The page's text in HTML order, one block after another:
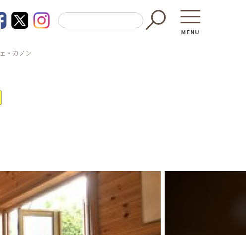
MENU
東京都の食材を使った料理教室
働く・学ぶ
─ 農業
─ 森林・林業
・カノン